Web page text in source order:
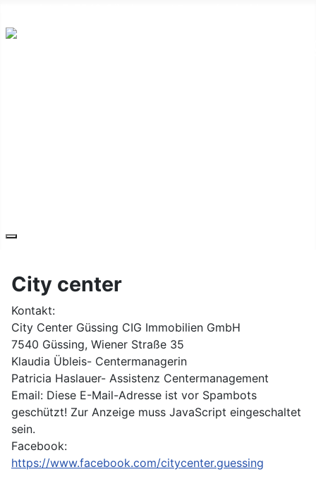
City center
Kontakt:
City Center Güssing CIG Immobilien GmbH
7540 Güssing, Wiener Straße 35
Klaudia Übleis- Centermanagerin
Patricia Haslauer- Assistenz Centermanagement
Email: Diese E-Mail-Adresse ist vor Spambots
geschützt! Zur Anzeige muss JavaScript eingeschaltet
sein.
Facebook:
https://www.facebook.com/citycenter.guessing